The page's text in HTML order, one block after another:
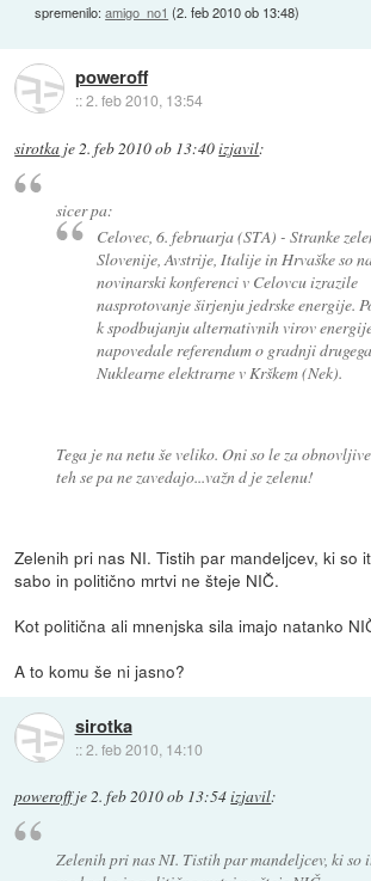
spremenilo:amigo_no1 (2. feb 2010 ob 13:48)
poweroff
::2. feb 2010, 13:54
sirotka je2. feb 2010 ob 13:40izjavil:
sicer pa:
Celovec, 6. februarja (STA) - Stranke
Slovenije, Avstrije, Italije in Hrvaške so
novinarski konferenci v Celovcu izrazile
nasprotovanje širjenju jedrske energije.
k spodbujanju alternativnih virov
napovedale referendum o gradnji
Nuklearne elektrarne v Krškem (Nek).
Tega je na netu še veliko. Oni so le za
teh se pa ne zavedajo...važn d je zelenu!
Zelenih pri nas NI. Tistih par mandeljcev, ki so
sabo in politično mrtvi ne šteje NIČ.
Kot politična ali mnenjska sila imajo natanko
A to komu še ni jasno?
sirotka
::2. feb 2010, 14:10
poweroffje2. feb 2010 ob 13:54izjavil:
Zelenih pri nas NI. Tistih par mandeljcev, ki so